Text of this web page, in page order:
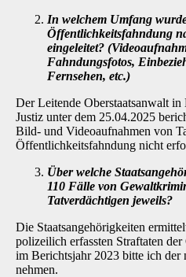
In welchem Umfang
Öffentlichkeitsfahndung
eingeleitet?
Fahndungsfotos,
Fernsehen, etc.)
Der Leitende Oberstaatsanwalt
Justiz unter dem 25.04.2025
Bild- und Videoaufnahmen von
Öffentlichkeitsfahndung nicht
Über welche
110 Fälle von
Tatverdächtigen jeweils?
Die Staatsangehörigkeiten
polizeilich erfassten Straftaten
im Berichtsjahr 2023 bitte ich
nehmen.